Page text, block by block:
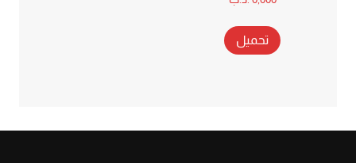
تحميل